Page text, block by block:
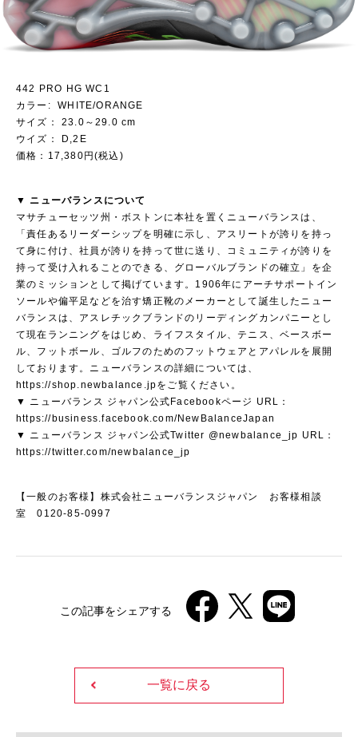
442 PRO HG WC1
カラー: WHITE/ORANGE
サイズ： 23.0～29.0 cm
ウイズ： D,2E
価格：17,380円(税込)
▼ ニューバランスについて
マサチューセッツ州・ボストンに本社を置くニューバランスは、
「責任あるリーダーシップを明確に示し、アスリートが誇りを持っ
て身に付け、社員が誇りを持って世に送り、コミュニティが誇りを
持って受け入れることのできる、グローバルブランドの確立」を企
業のミッションとして掲げています。1906年にアーチサポートイン
ソールや偏平足などを治す矯正靴のメーカーとして誕生したニュー
バランスは、アスレチックブランドのリーディングカンパニーとし
て現在ランニングをはじめ、ライフスタイル、テニス、ベースボー
ル、フットボール、ゴルフのためのフットウェアとアパレルを展開
しております。ニューバランスの詳細については、
https://shop.newbalance.jpをご覧ください。
▼ ニューバランス ジャパン公式Facebookページ URL：
https://business.facebook.com/NewBalanceJapan
▼ ニューバランス ジャパン公式Twitter @newbalance_jp URL：
https://twitter.com/newbalance_jp
【一般のお客様】株式会社ニューバランスジャパン お客様相談
室 0120-85-0997
この記事をシェアする
一覧に戻る